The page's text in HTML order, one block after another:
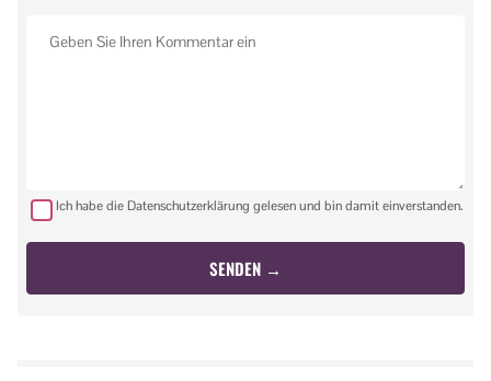
Ich habe die Datenschutzerklärung gelesen und bin damit einverstanden.